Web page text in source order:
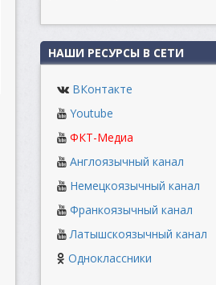
НАШИ РЕСУРСЫ В СЕТИ
ВКонтакте
Youtube
ФКТ-Медиа
Англоязычный канал
Немецкоязычный канал
Франкоязычный канал
Латышскоязычный канал
Одноклассники